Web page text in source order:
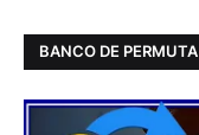
BANCO DE PERMUTA